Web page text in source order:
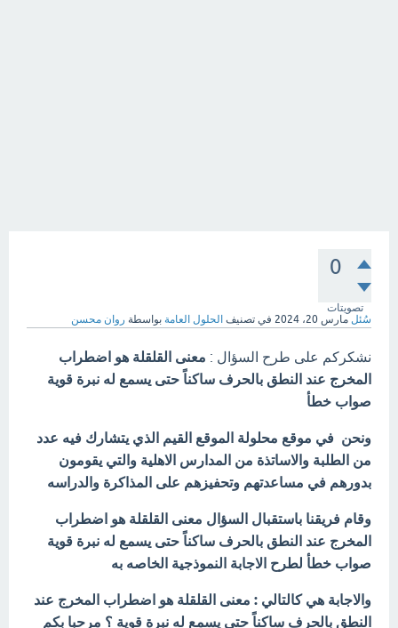
0
تصويتات
سُئل مارس 20، 2024 في تصنيف الحلول العامة بواسطة روان محسن
نشكركم على طرح السؤال : معنى القلقلة هو اضطراب
المخرج عند النطق بالحرف ساكناً حتى يسمع له نبرة قوية
صواب خطأ
ونحن في موقع محلولة الموقع القيم الذي يتشارك فيه عدد
من الطلبة والاساتذة من المدارس الاهلية والتي يقومون
بدورهم في مساعدتهم وتحفيزهم على المذاكرة والدراسه
وقام فريقنا باستقبال السؤال معنى القلقلة هو اضطراب
المخرج عند النطق بالحرف ساكناً حتى يسمع له نبرة قوية
صواب خطأ لطرح الاجابة النموذجية الخاصه به
والاجابة هي كالتالي : معنى القلقلة هو اضطراب المخرج عند
النطق بالحرف ساكناً حتى يسمع له نبرة قوية ؟ مرحبا بكم